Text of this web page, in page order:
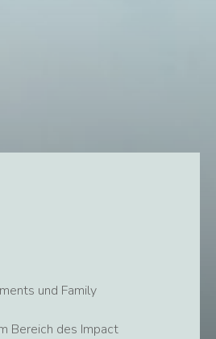
und Family
Bereich des Impact